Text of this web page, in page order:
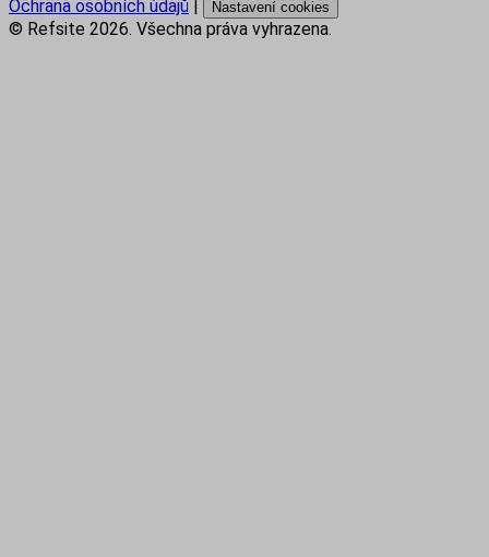
Ochrana osobních údajů | Nastavení cookies
© Refsite 2026. Všechna práva vyhrazena.